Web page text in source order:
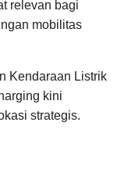
relevan bagi
mobilitas
Kendaraan Listrik
kini
strategis.